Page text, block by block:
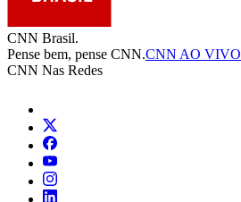
CNN Brasil.
Pense bem, pense CNN.CNN AO VIVO
CNN Nas Redes